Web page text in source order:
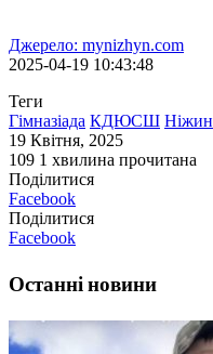
Джерело: mynizhyn.com
2025-04-19 10:43:48
Теги
Гімназіада КДЮСШ Ніжин
19 Квітня, 2025
109 1 хвилина прочитана
Поділитися
Facebook
Поділитися
Facebook
Останні новини